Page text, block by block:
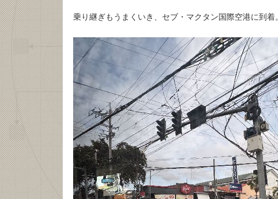
乗り継ぎもうまくいき、セブ・マクタン国際空港に到着。